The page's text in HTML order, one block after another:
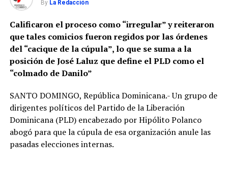
By La Redacción
Calificaron el proceso como “irregular” y reiteraron
que tales comicios fueron regidos por las órdenes
del “cacique de la cúpula”, lo que se suma a la
posición de José Laluz que define el PLD como el
“colmado de Danilo”
SANTO DOMINGO, República Dominicana.- Un grupo de
dirigentes políticos del Partido de la Liberación
Dominicana (PLD) encabezado por Hipólito Polanco
abogó para que la cúpula de esa organización anule las
pasadas elecciones internas.